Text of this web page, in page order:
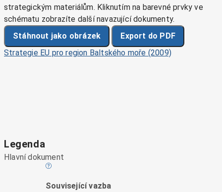
strategickým materiálům. Kliknutím na barevné prvky ve
schématu zobrazíte další navazující dokumenty.
Stáhnout jako obrázek
Export do PDF
Strategie EU pro region Baltského moře (2009)
Legenda
Hlavní dokument
Související vazba